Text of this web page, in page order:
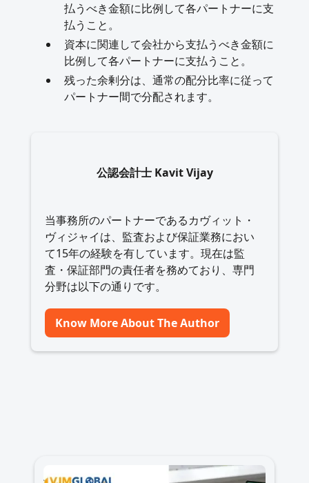
払うべき金額に比例して各パートナーに支
払うこと。
資本に関連して会社から支払うべき金額に
比例して各パートナーに支払うこと。
残った余剰分は、通常の配分比率に従って
パートナー間で分配されます。
公認会計士 Kavit Vijay
当事務所のパートナーであるカヴィット・
ヴィジャイは、監査および保証業務におい
て15年の経験を有しています。現在は監
査・保証部門の責任者を務めており、専門
分野は以下の通りです。
Know More About The Author